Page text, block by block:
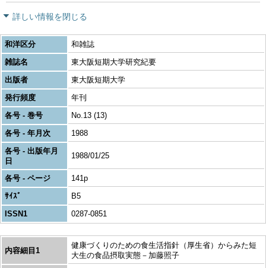
詳しい情報を閉じる
和洋区分
和雑誌
雑誌名
東大阪短期大学研究紀要
出版者
東大阪短期大学
発行頻度
年刊
各号 - 巻号
No.13 (13)
各号 - 年月次
1988
各号 - 出版年月
日
1988/01/25
各号 - ページ
141p
ｻｲｽﾞ
B5
ISSN1
0287-0851
内容細目1
健康づくりのための食生活指針（厚生省）からみた短
大生の食品摂取実態－加藤照子